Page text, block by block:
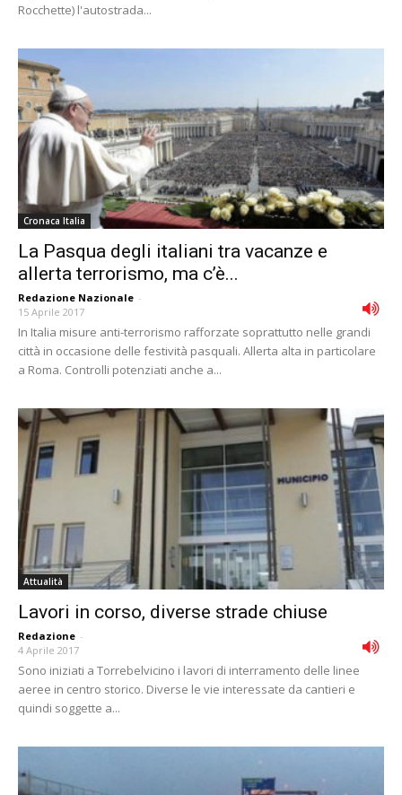
Rocchette) l'autostrada...
Cronaca Italia
La Pasqua degli italiani tra vacanze e
allerta terrorismo, ma c’è...
Redazione Nazionale -
15 Aprile 2017
In Italia misure anti-terrorismo rafforzate soprattutto nelle grandi
città in occasione delle festività pasquali. Allerta alta in particolare
a Roma. Controlli potenziati anche a...
Attualità
Lavori in corso, diverse strade chiuse
Redazione -
4 Aprile 2017
Sono iniziati a Torrebelvicino i lavori di interramento delle linee
aeree in centro storico. Diverse le vie interessate da cantieri e
quindi soggette a...